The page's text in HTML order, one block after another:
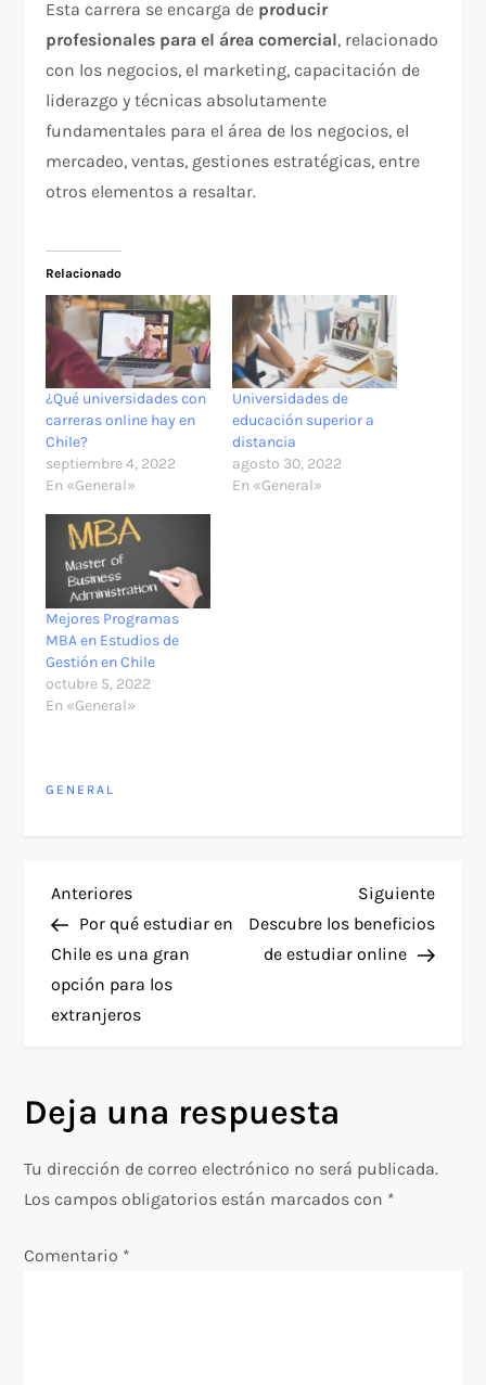
Esta carrera se encarga de producir
profesionales para el área comercial, relacionado
con los negocios, el marketing, capacitación de
liderazgo y técnicas absolutamente
fundamentales para el área de los negocios, el
mercadeo, ventas, gestiones estratégicas, entre
otros elementos a resaltar.
Relacionado
¿Qué universidades con
carreras online hay en
Chile?
septiembre 4, 2022
En «General»
Universidades de
educación superior a
distancia
agosto 30, 2022
En «General»
Mejores Programas
MBA en Estudios de
Gestión en Chile
octubre 5, 2022
En «General»
GENERAL
N
a
v
g
a
c
i
Entrada
anterior
Anteriores
Por qué estudiar en
Chile es una gran
opción para los
extranjeros
Siguiente
Descubre los beneficios
de estudiar online
Deja una respuesta
Tu dirección de correo electrónico no será publicada.
Los campos obligatorios están marcados con *
Comentario *